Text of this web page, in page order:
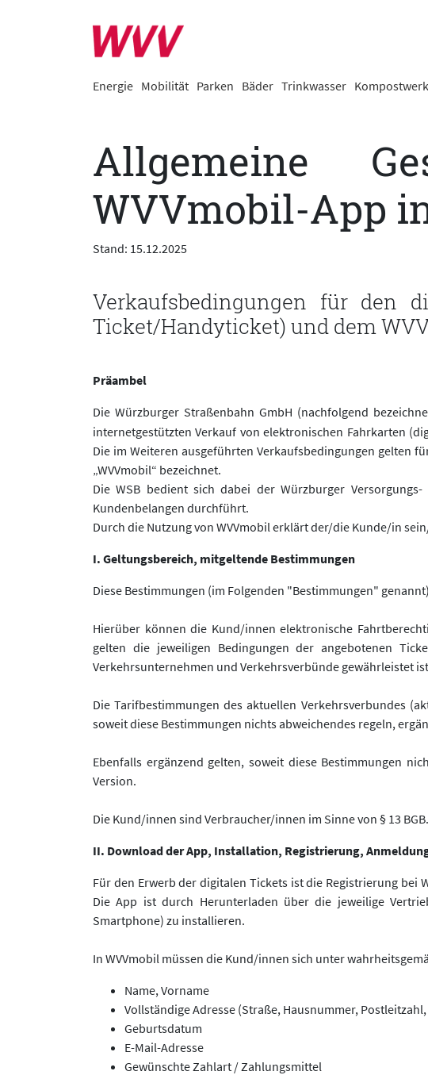
Energie Mobilität Parken Bäder Trinkwasser Kompostwerk
Allgemeine
WVVmobil-App
Stand: 15.12.2025
Verkaufsbedingungen für den
Ticket/Handyticket) und dem
Präambel
Die Würzburger Straßenbahn GmbH (nachfolgend
internetgestützten Verkauf von elektronischen Fahrkarten
Die im Weiteren ausgeführten Verkaufsbedingungen gelten
„WVVmobil“ bezeichnet.
Die WSB bedient sich dabei der Würzburger
Kundenbelangen durchführt.
Durch die Nutzung von WVVmobil erklärt der/die Kunde/in
I. Geltungsbereich, mitgeltende Bestimmungen
Diese Bestimmungen (im Folgenden "Bestimmungen"
Hierüber können die Kund/innen elektronische
gelten die jeweiligen Bedingungen der angebotenen
Verkehrsunternehmen und Verkehrsverbünde gewährleistet
Die Tarifbestimmungen des aktuellen Verkehrsverbundes
soweit diese Bestimmungen nichts abweichendes regeln,
Ebenfalls ergänzend gelten, soweit diese Bestimmungen
Version.
Die Kund/innen sind Verbraucher/innen im Sinne von § 13 BGB.
II. Download der App, Installation, Registrierung,
Für den Erwerb der digitalen Tickets ist die Registrierung bei
Die App ist durch Herunterladen über die jeweilige
Smartphone) zu installieren.
In WVVmobil müssen die Kund/innen sich unter
Name, Vorname
Vollständige Adresse (Straße, Hausnummer,
Geburtsdatum
E-Mail-Adresse
Gewünschte Zahlart / Zahlungsmittel